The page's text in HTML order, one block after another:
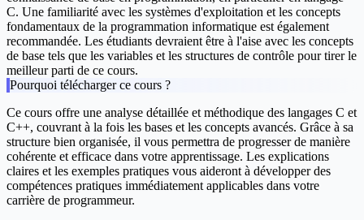
C. Une familiarité avec les systèmes d'exploitation et les concepts
fondamentaux de la programmation informatique est également
recommandée. Les étudiants devraient être à l'aise avec les concepts
de base tels que les variables et les structures de contrôle pour tirer le
meilleur parti de ce cours.
Pourquoi télécharger ce cours ?
Ce cours offre une analyse détaillée et méthodique des langages C et
C++, couvrant à la fois les bases et les concepts avancés. Grâce à sa
structure bien organisée, il vous permettra de progresser de manière
cohérente et efficace dans votre apprentissage. Les explications
claires et les exemples pratiques vous aideront à développer des
compétences pratiques immédiatement applicables dans votre
carrière de programmeur.